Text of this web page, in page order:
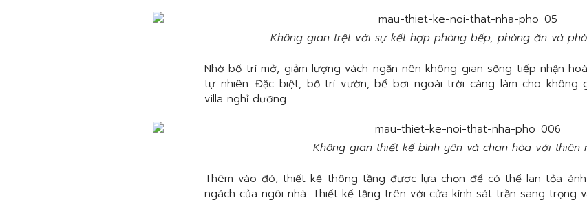
Không gian trệt với sự kết hợp phòng bếp, phòng ăn và
Nhờ bố trí mở, giảm lượng vách ngăn nên không gian sống tiếp nhận
tự nhiên. Đặc biệt, bố trí vườn, bể bơi ngoài trời càng làm cho không
villa nghỉ dưỡng.
Không gian thiết kế bình yên và chan hòa với thiên
Thêm vào đó, thiết kế thông tầng được lựa chọn để có thể lan tỏa
ngách của ngôi nhà. Thiết kế tầng trên với cửa kính sát trần sang trọng